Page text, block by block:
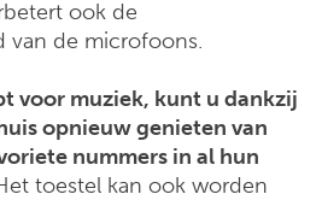
ook de
van de microfoons.
voor muziek, kunt u dankzij
opnieuw genieten van
nummers in al hun
toestel kan ook worden